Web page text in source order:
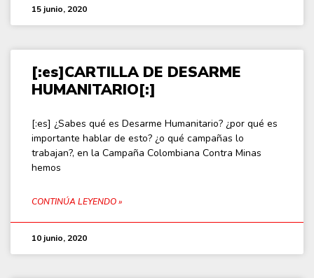
15 junio, 2020
[:es]CARTILLA DE DESARME
HUMANITARIO[:]
[:es] ¿Sabes qué es Desarme Humanitario? ¿por qué es
importante hablar de esto? ¿o qué campañas lo
trabajan?, en la Campaña Colombiana Contra Minas
hemos
CONTINÚA LEYENDO »
10 junio, 2020